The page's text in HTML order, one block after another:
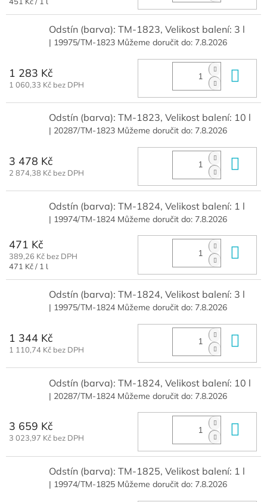
Odstín (barva): TM-1823, Velikost balení: 3 l
| 19975/TM-1823 Můžeme doručit do: 7.8.2026
1 283 Kč
1 060,33 Kč bez DPH
Odstín (barva): TM-1823, Velikost balení: 10 l
| 20287/TM-1823 Můžeme doručit do: 7.8.2026
3 478 Kč
2 874,38 Kč bez DPH
Odstín (barva): TM-1824, Velikost balení: 1 l
| 19974/TM-1824 Můžeme doručit do: 7.8.2026
471 Kč
389,26 Kč bez DPH
Měrná
471 Kč / 1 l
Odstín (barva): TM-1824, Velikost balení: 3 l
| 19975/TM-1824 Můžeme doručit do: 7.8.2026
1 344 Kč
1 110,74 Kč bez DPH
Odstín (barva): TM-1824, Velikost balení: 10 l
| 20287/TM-1824 Můžeme doručit do: 7.8.2026
3 659 Kč
3 023,97 Kč bez DPH
Odstín (barva): TM-1825, Velikost balení: 1 l
| 19974/TM-1825 Můžeme doručit do: 7.8.2026